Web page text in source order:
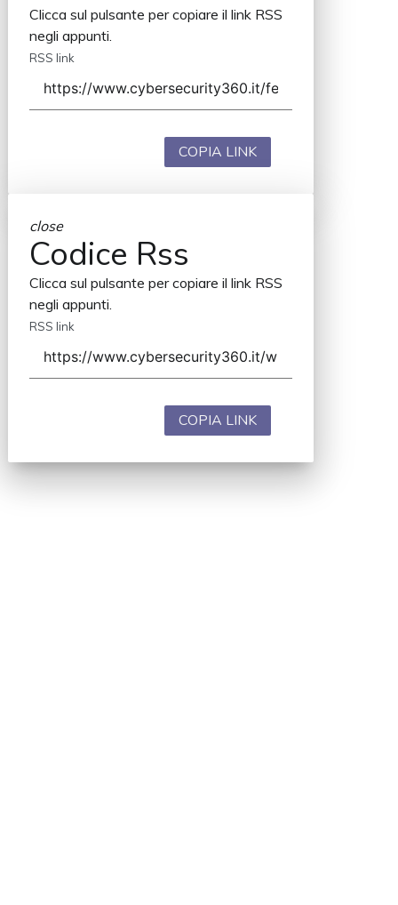
Clicca sul pulsante per copiare il link RSS
negli appunti.
RSS link
COPIA LINK
close
Codice Rss
Clicca sul pulsante per copiare il link RSS
negli appunti.
RSS link
COPIA LINK